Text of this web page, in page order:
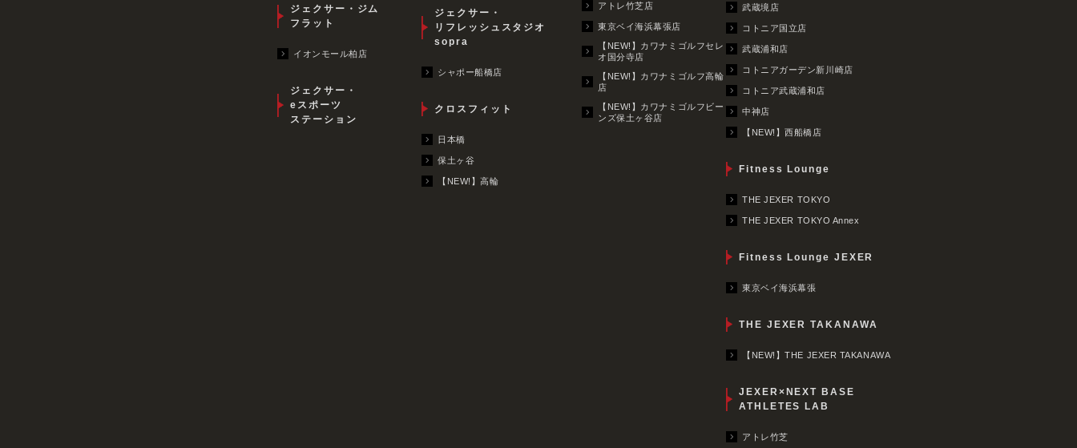
ジェクサー・ジム
フラット
イオンモール柏店
ジェクサー・
eスポーツ
ステーション
ジェクサー・
リフレッシュスタジオ
sopra
シャポー船橋店
クロスフィット
日本橋
保土ヶ谷
【NEW!】高輪
アトレ竹芝店
東京ベイ海浜幕張店
【NEW!】カワナミゴルフセレ
オ国分寺店
【NEW!】カワナミゴルフ高輪
店
【NEW!】カワナミゴルフビー
ンズ保土ヶ谷店
武蔵境店
コトニア国立店
武蔵浦和店
コトニアガーデン新川崎店
コトニア武蔵浦和店
中神店
【NEW!】西船橋店
Fitness Lounge
THE JEXER TOKYO
THE JEXER TOKYO Annex
Fitness Lounge JEXER
東京ベイ海浜幕張
THE JEXER TAKANAWA
【NEW!】THE JEXER TAKANAWA
JEXER×NEXT BASE
ATHLETES LAB
アトレ竹芝